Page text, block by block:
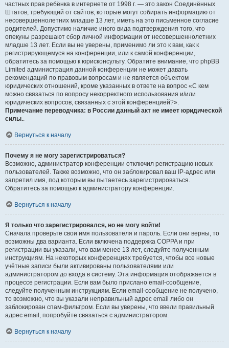
частных прав ребёнка в интернете от 1998 г. — это закон Соединённых
Штатов, требующий от сайтов, которые могут собирать информацию от
несовершеннолетних младше 13 лет, иметь на это письменное согласие
родителей. Допустимо наличие иного вида подтверждения того, что
опекуны разрешают сбор личной информации от несовершеннолетних
младше 13 лет. Если вы не уверены, применимо ли это к вам, как к
регистрирующемуся на конференции, или к самой конференции,
обратитесь за помощью к юрисконсульту. Обратите внимание, что phpBB
Limited администрация данной конференции не может давать
рекомендаций по правовым вопросам и не является объектом
юридических отношений, кроме указанных в ответе на вопрос «С кем
можно связаться по вопросу некорректного использования и/или
юридических вопросов, связанных с этой конференцией?».
Примечание переводчика: в России данный акт не имеет юридической
силы..
Вернуться к началу
Почему я не могу зарегистрироваться?
Возможно, администратор конференции отключил регистрацию новых
пользователей. Также возможно, что он заблокировал ваш IP-адрес или
запретил имя, под которым вы пытаетесь зарегистрироваться.
Обратитесь за помощью к администратору конференции.
Вернуться к началу
Я только что зарегистрировался, но не могу войти!
Сначала проверьте свои имя пользователя и пароль. Если они верны, то
возможны два варианта. Если включена поддержка COPPA и при
регистрации вы указали, что вам менее 13 лет, следуйте полученным
инструкциям. На некоторых конференциях требуется, чтобы все новые
учётные записи были активированы пользователями или
администратором до входа в систему. Эта информация отображается в
процессе регистрации. Если вам было прислано email-сообщение,
следуйте полученным инструкциям. Если email-сообщение не получено,
то возможно, что вы указали неправильный адрес email либо он
заблокирован спам-фильтром. Если вы уверены, что ввели правильный
адрес email, попробуйте связаться с администратором.
Вернуться к началу